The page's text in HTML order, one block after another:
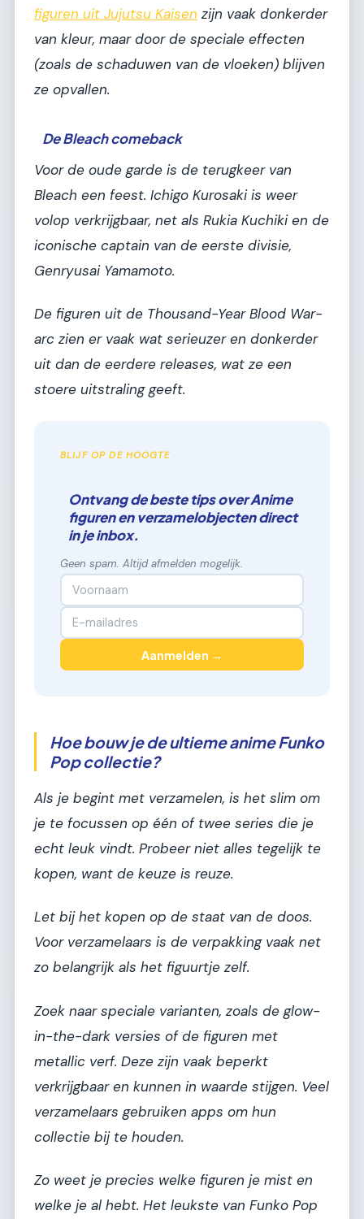
figuren uit Jujutsu Kaisen zijn vaak donkerder
van kleur, maar door de speciale effecten
(zoals de schaduwen van de vloeken) blijven
ze opvallen.
De Bleach comeback
Voor de oude garde is de terugkeer van
Bleach een feest. Ichigo Kurosaki is weer
volop verkrijgbaar, net als Rukia Kuchiki en de
iconische captain van de eerste divisie,
Genryusai Yamamoto.
De figuren uit de Thousand-Year Blood War-
arc zien er vaak wat serieuzer en donkerder
uit dan de eerdere releases, wat ze een
stoere uitstraling geeft.
BLIJF OP DE HOOGTE
Ontvang de beste tips over Anime
figuren en verzamelobjecten direct
in je inbox.
Geen spam. Altijd afmelden mogelijk.
Aanmelden →
Hoe bouw je de ultieme anime Funko
Pop collectie?
Als je begint met verzamelen, is het slim om
je te focussen op één of twee series die je
echt leuk vindt. Probeer niet alles tegelijk te
kopen, want de keuze is reuze.
Let bij het kopen op de staat van de doos.
Voor verzamelaars is de verpakking vaak net
zo belangrijk als het figuurtje zelf.
Zoek naar speciale varianten, zoals de glow-
in-the-dark versies of de figuren met
metallic verf. Deze zijn vaak beperkt
verkrijgbaar en kunnen in waarde stijgen. Veel
verzamelaars gebruiken apps om hun
collectie bij te houden.
Zo weet je precies welke figuren je mist en
welke je al hebt. Het leukste van Funko Pop